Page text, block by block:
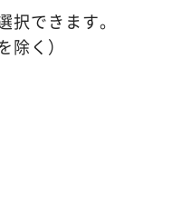
択できます。
除く）